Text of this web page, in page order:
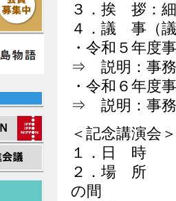
３．挨 拶：
４．議 事（
・令和５年度
⇒ 説明：事務
・令和６年度
⇒ 説明：事
＜記念講演会
１．日 時 令
２．場 所
の間